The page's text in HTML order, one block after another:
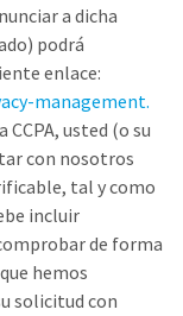
a dicha
podrá
enlace:
management.
usted (o su
con nosotros
tal y como
incluir
de forma
hemos
solicitud con